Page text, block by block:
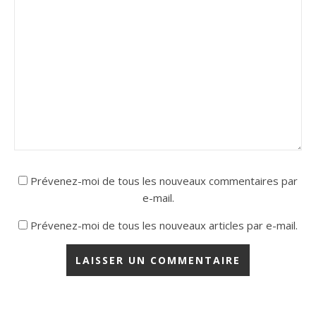
Prévenez-moi de tous les nouveaux commentaires par
e-mail.
Prévenez-moi de tous les nouveaux articles par e-mail.